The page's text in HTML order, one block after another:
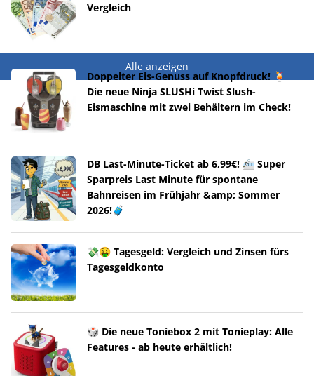
Vergleich
Alle anzeigen
Doppelter Eis-Genuss auf Knopfdruck! 🍹
Die neue Ninja SLUSHi Twist Slush-
Eismaschine mit zwei Behältern im Check!
DB Last-Minute-Ticket ab 6,99€! 🚈 Super
Sparpreis Last Minute für spontane
Bahnreisen im Frühjahr &amp; Sommer
2026!🧳
💸🤑 Tagesgeld: Vergleich und Zinsen fürs
Tagesgeldkonto
🎲 Die neue Toniebox 2 mit Tonieplay: Alle
Features - ab heute erhältlich!